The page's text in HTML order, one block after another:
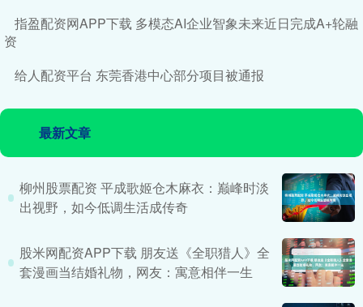
指盈配资网APP下载 多模态AI企业智象未来近日完成A+轮融
资
给人配资平台 东莞香港中心部分项目被通报
最新文章
柳州股票配资 平成歌姬仓木麻衣：巅峰时淡
出视野，如今低调生活成传奇
股米网配资APP下载 朋友送《全职猎人》全
套漫画当结婚礼物，网友：寓意相伴一生